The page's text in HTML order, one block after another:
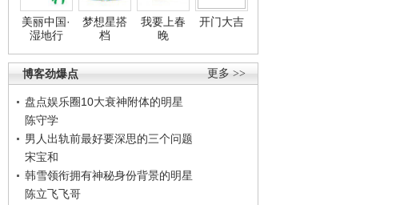
美丽中国·
湿地行
梦想星搭
档
我要上春
晚
开门大吉
更多 >>
博客劲爆点
盘点娱乐圈10大衰神附体的明星
陈守学
男人出轨前最好要深思的三个问题
宋宝和
韩雪领衔拥有神秘身份背景的明星
陈立飞飞哥